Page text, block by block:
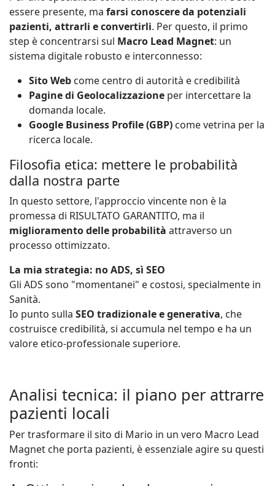
essere presente, ma farsi conoscere da potenziali
pazienti, attrarli e convertirli. Per questo, il primo
step è concentrarsi sul Macro Lead Magnet: un
sistema digitale robusto e interconnesso:
Sito Web come centro di autorità e credibilità
Pagine di Geolocalizzazione per intercettare la
domanda locale.
Google Business Profile (GBP) come vetrina per la
ricerca locale.
Filosofia etica: mettere le probabilità
dalla nostra parte
In questo settore, l'approccio vincente non è la
promessa di RISULTATO GARANTITO, ma il
miglioramento delle probabilità attraverso un
processo ottimizzato.
La mia strategia: noADS, sì SEO
Gli ADS sono "momentanei" e costosi, specialmente in
Sanità.
Io punto sulla SEO tradizionale e generativa, che
costruisce credibilità, si accumula nel tempo e ha un
valore etico-professionale superiore.
Analisi tecnica: il piano per attrarre
pazienti locali
Per trasformare il sito di Mario in un vero Macro Lead
Magnet che porta pazienti, è essenziale agire su questi
fronti: